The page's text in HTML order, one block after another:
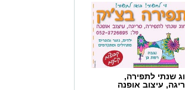
שנתי לתפירה,
עיצוב אופנה